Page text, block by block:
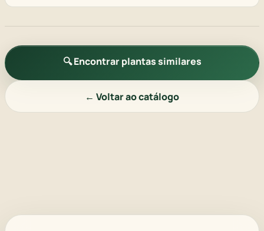
🔍 Encontrar plantas similares
← Voltar ao catálogo